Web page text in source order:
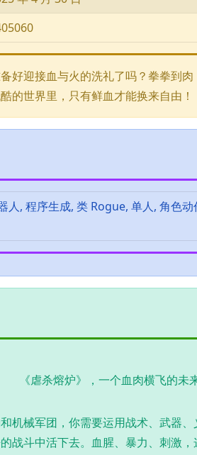
好迎接血与火的洗礼了吗？拳拳到肉
的世界里，只有鲜血才能换来自由！
人, 程序生成, 类 Rogue, 单人, 角色动
《虐杀熔炉》，一个血肉横飞的未
机械军团，你需要运用战术、武器、
战斗中活下去。血腥、暴力、刺激，